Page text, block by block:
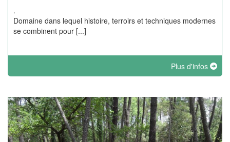
.
Domaine dans lequel histoire, terroirs et techniques modernes
se combinent pour [...]
Plus d'infos